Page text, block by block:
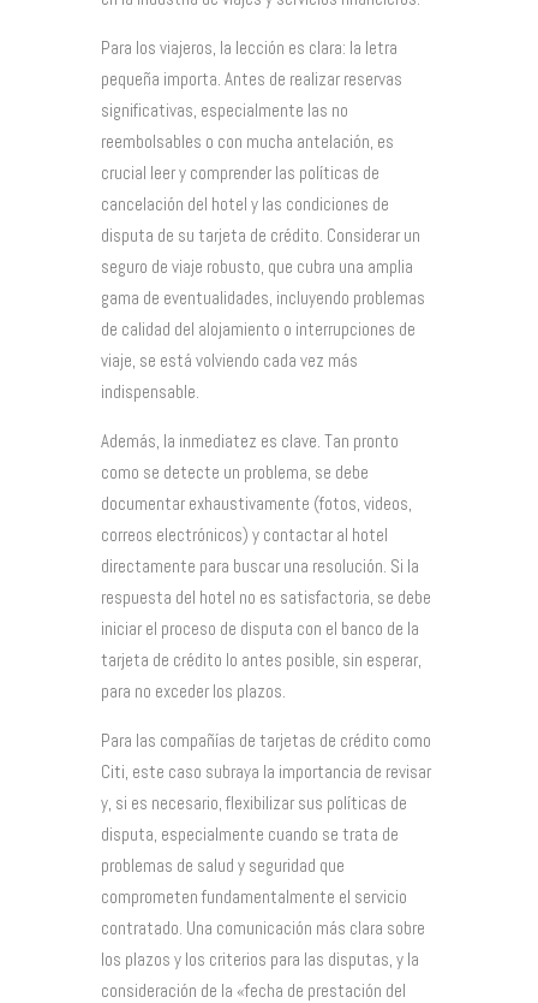
Para los viajeros, la lección es clara: la letra
pequeña importa. Antes de realizar reservas
significativas, especialmente las no
reembolsables o con mucha antelación, es
crucial leer y comprender las políticas de
cancelación del hotel y las condiciones de
disputa de su tarjeta de crédito. Considerar un
seguro de viaje robusto, que cubra una amplia
gama de eventualidades, incluyendo problemas
de calidad del alojamiento o interrupciones de
viaje, se está volviendo cada vez más
indispensable.
Además, la inmediatez es clave. Tan pronto
como se detecte un problema, se debe
documentar exhaustivamente (fotos, videos,
correos electrónicos) y contactar al hotel
directamente para buscar una resolución. Si la
respuesta del hotel no es satisfactoria, se debe
iniciar el proceso de disputa con el banco de la
tarjeta de crédito lo antes posible, sin esperar,
para no exceder los plazos.
Para las compañías de tarjetas de crédito como
Citi, este caso subraya la importancia de revisar
y, si es necesario, flexibilizar sus políticas de
disputa, especialmente cuando se trata de
problemas de salud y seguridad que
comprometen fundamentalmente el servicio
contratado. Una comunicación más clara sobre
los plazos y los criterios para las disputas, y la
consideración de la «fecha de prestación del